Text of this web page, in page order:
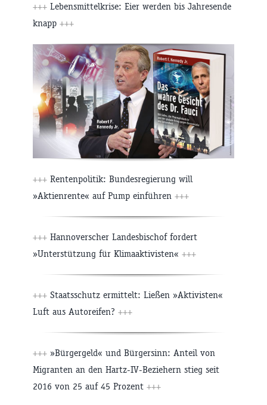
+++ Lebensmittelkrise: Eier werden bis Jahresende
knapp +++
+++ Rentenpolitik: Bundesregierung will
»Aktienrente« auf Pump einführen +++
+++ Hannoverscher Landesbischof fordert
»Unterstützung für Klimaaktivisten« +++
+++ Staatsschutz ermittelt: Ließen »Aktivisten«
Luft aus Autoreifen? +++
+++ »Bürgergeld« und Bürgersinn: Anteil von
Migranten an den Hartz-IV-Beziehern stieg seit
2016 von 25 auf 45 Prozent +++